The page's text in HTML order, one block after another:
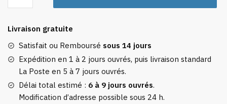
Étiquette
Make
More
Detours
Livraison gratuite
Satisfait ou Remboursé sous 14 jours
Expédition en 1 à 2 jours ouvrés, puis livraison standard
La Poste en 5 à 7 jours ouvrés.
Délai total estimé : 6 à 9 jours ouvrés.
Modification d’adresse possible sous 24 h.